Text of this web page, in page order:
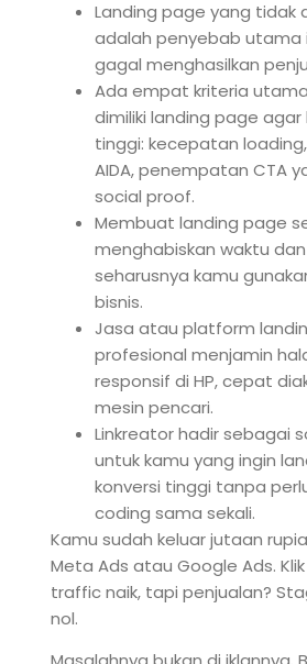
Landing page yang tidak
adalah penyebab utama
gagal menghasilkan
Ada empat kriteria
dimiliki landing page agar
tinggi: kecepatan
AIDA, penempatan CTA
social proof.
Membuat landing page
menghabiskan waktu
seharusnya kamu
bisnis.
Jasa atau platform
profesional menjamin
responsif di HP, cepat
mesin pencari.
Linkreator hadir sebagai
untuk kamu yang ingin
konversi tinggi tanpa
coding sama sekali.
Kamu sudah keluar jutaan
Meta Ads atau Google Ads.
traffic naik, tapi penjualan?
nol.